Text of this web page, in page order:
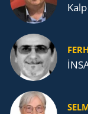
Kalp